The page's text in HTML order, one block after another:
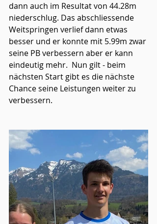
dann auch im Resultat von 44.28m
niederschlug. Das abschliessende
Weitspringen verlief dann etwas
besser und er konnte mit 5.99m zwar
seine PB verbessern aber er kann
eindeutig mehr.  Nun gilt - beim
nächsten Start gibt es die nächste
Chance seine Leistungen weiter zu
verbessern.